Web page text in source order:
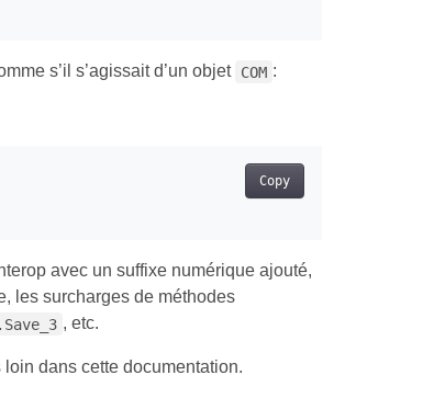
s’il s’agissait d’un objet COM :
Copy
avec un suffixe numérique ajouté,
les surcharges de méthodes
, etc.
dans cette documentation.